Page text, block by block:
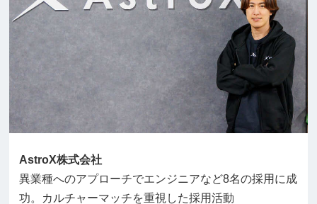
AstroX株式会社
異業種へのアプローチでエンジニアなど8名の採用に成
功。カルチャーマッチを重視した採用活動